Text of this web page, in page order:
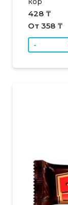
428 ₸
От 358 ₸
-